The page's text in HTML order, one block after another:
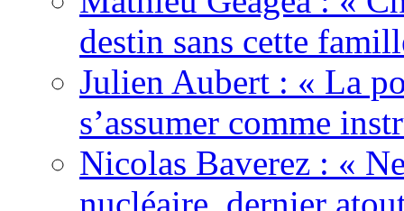
destin sans cette
Julien Aubert : « La
s’assumer comme
Nicolas Baverez : «